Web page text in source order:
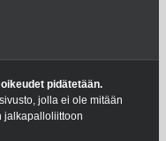
pidätetään.
jolla ei ole mitään
jalkapalloliittoon